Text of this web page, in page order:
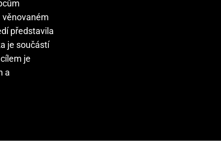
věnovaném
představila
je součástí
je
a